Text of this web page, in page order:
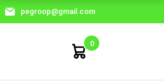
pegroop@gmail.com
0